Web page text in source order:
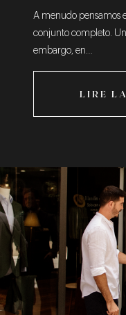
A menudo pensamos
conjunto completo.
embargo, en…
LIRE
LIRE